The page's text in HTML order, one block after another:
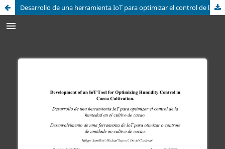
Desarrollo de una herramienta IoT para optimizar el control de la humedad en el cultivo de cacao